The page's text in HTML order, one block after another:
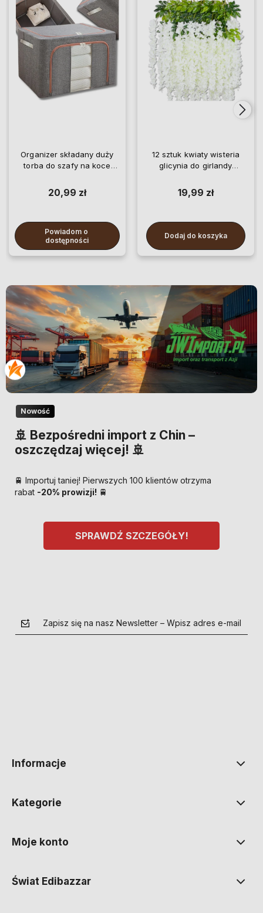
Organizer składany duży
torba do szafy na koce
20,99 zł
Powiadom o
dostępności
12 sztuk kwiaty wisteria
glicynia do girlandy
19,99 zł
Dodaj do koszyka
Nowość
🚢 Bezpośredni import z Chin –
oszczędzaj więcej! 🚢
🚆 Importuj taniej! Pierwszych 100 klientów otrzyma
rabat -20% prowizji! 🚆
SPRAWDŹ SZCZEGÓŁY!
Zapisz się na nasz Newsletter – Wpisz adres e-mail
Informacje
Kategorie
Moje konto
Świat Edibazzar